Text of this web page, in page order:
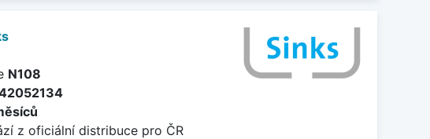
N108
z oficiální distribuce pro ČR